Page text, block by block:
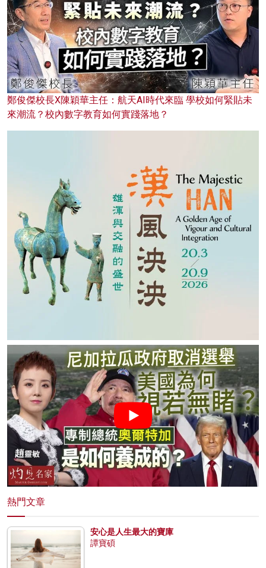
鄭俊傑校長X陳穎華主任：航天AI時代來臨 學校如何緊貼未
來潮流？校內數字教育如何實踐落地？
熱門文章
安心是人生最大的寶庫
譚寶碩